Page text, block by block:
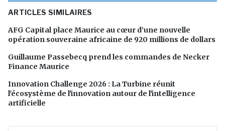
ARTICLES SIMILAIRES
AFG Capital place Maurice au cœur d’une nouvelle
opération souveraine africaine de 920 millions de dollars
Guillaume Passebecq prend les commandes de Necker
Finance Maurice
Innovation Challenge 2026 : La Turbine réunit
l'écosystème de l'innovation autour de l'intelligence
artificielle